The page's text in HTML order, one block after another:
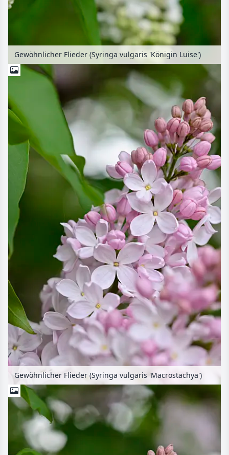
Gewöhnlicher Flieder (Syringa vulgaris 'Königin Luise')
Gewöhnlicher Flieder (Syringa vulgaris 'Macrostachya')